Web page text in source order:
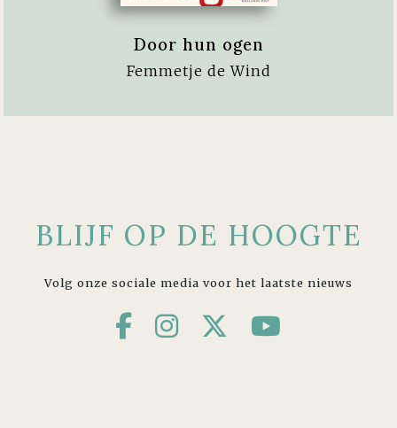
Door hun ogen
Femmetje de Wind
BLIJF OP DE HOOGTE
Volg onze sociale media voor het laatste nieuws